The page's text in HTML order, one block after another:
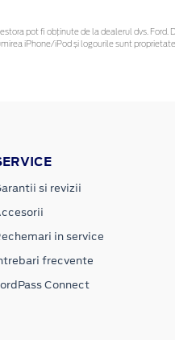
pot fi obținute de la dealerul dvs.
iPhone/iPod și logourile sunt
si revizii
in service
frecvente
Connect